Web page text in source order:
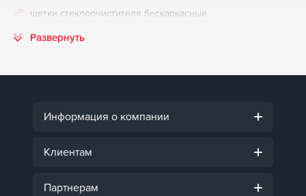
щетки стеклоочистителя бескаркасные
Развернуть
Информация о компании
Клиентам
Партнерам